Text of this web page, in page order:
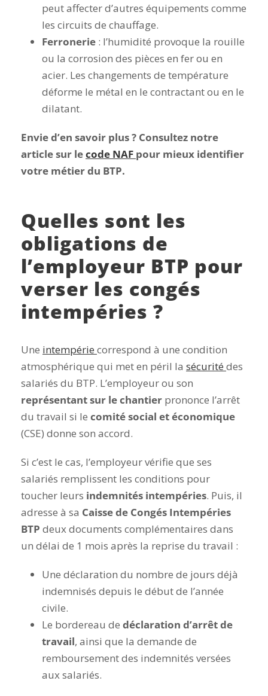
peut affecter d’autres équipements comme
les circuits de chauffage.
Ferronerie : l’humidité provoque la rouille
ou la corrosion des pièces en fer ou en
acier. Les changements de température
déforme le métal en le contractant ou en le
dilatant.
Envie d’en savoir plus ? Consultez notre
article sur lecode NAF pour mieux identifier
votre métier du BTP.
Quelles sont les
obligations de
l’employeur BTP pour
verser les congés
intempéries ?
Une intempérie correspond à une condition
atmosphérique qui met en péril la sécurité des
salariés du BTP. L’employeur ou son
représentant sur le chantier prononce l’arrêt
du travail si le comité social et économique
(CSE) donne son accord.
Si c’est le cas, l’employeur vérifie que ses
salariés remplissent les conditions pour
toucher leurs indemnités intempéries. Puis, il
adresse à sa Caisse de Congés Intempéries
BTP deux documents complémentaires dans
un délai de 1 mois après la reprise du travail :
Une déclaration du nombre de jours déjà
indemnisés depuis le début de l’année
civile.
Le bordereau de déclaration d’arrêt de
travail, ainsi que la demande de
remboursement des indemnités versées
aux salariés.